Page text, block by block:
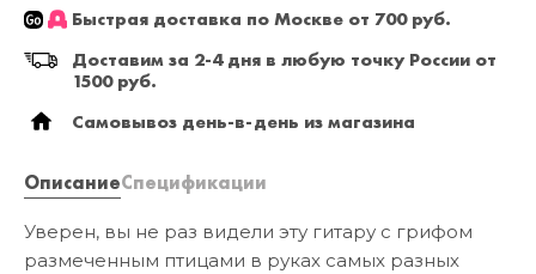
Быстрая доставка по Москве от 700 руб.
Доставим за 2-4 дня в любую точку России от
1500 руб.
Самовывоз день-в-день из магазина
ОписаниеСпецификации
Уверен, вы не раз видели эту гитару с грифом
размеченным птицами в руках самых разных